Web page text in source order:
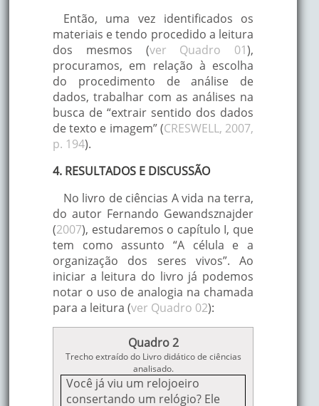
Então, uma vez identificados os
materiais e tendo procedido a leitura
dos mesmos (ver Quadro 01),
procuramos, em relação à escolha
do procedimento de análise de
dados, trabalhar com as análises na
busca de “extrair sentido dos dados
de texto e imagem” (CRESWELL, 2007,
p. 194).
4. RESULTADOS E DISCUSSÃO
No livro de ciências A vida na terra,
do autor Fernando Gewandsznajder
(2007), estudaremos o capítulo I, que
tem como assunto “A célula e a
organização dos seres vivos”. Ao
iniciar a leitura do livro já podemos
notar o uso de analogia na chamada
para a leitura (ver Quadro 02):
Quadro 2
Trecho extraído do Livro didático de ciências
analisado.
Você já viu um relojoeiro
consertando um relógio? Ele